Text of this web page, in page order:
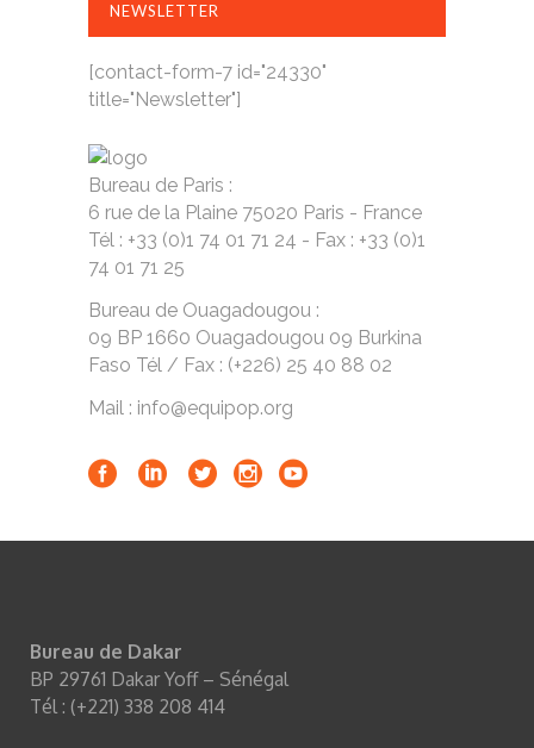
NEWSLETTER
[contact-form-7 id="24330"
title="Newsletter"]
Bureau de Paris :
6 rue de la Plaine 75020 Paris - France
Tél : +33 (0)1 74 01 71 24 - Fax : +33 (0)1
74 01 71 25
Bureau de Ouagadougou :
09 BP 1660 Ouagadougou 09 Burkina
Faso Tél / Fax : (+226) 25 40 88 02
Mail : info@equipop.org
Bureau de Dakar
BP 29761 Dakar Yoff – Sénégal
Tél : (+221) 338 208 414